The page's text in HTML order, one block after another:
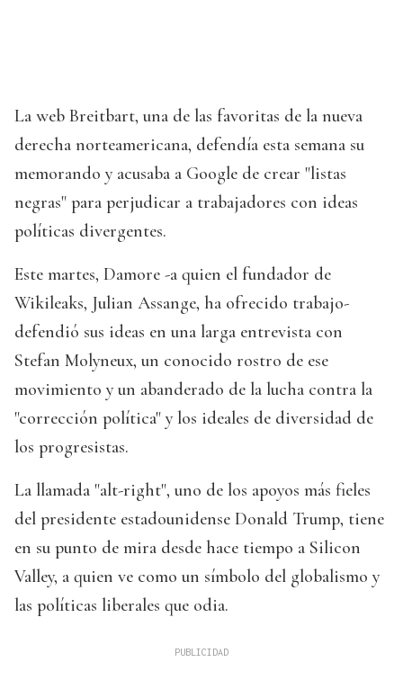
La web Breitbart, una de las favoritas de la nueva
derecha norteamericana, defendía esta semana su
memorando y acusaba a Google de crear "listas
negras" para perjudicar a trabajadores con ideas
políticas divergentes.
Este martes, Damore -a quien el fundador de
Wikileaks, Julian Assange, ha ofrecido trabajo-
defendió sus ideas en una larga entrevista con
Stefan Molyneux, un conocido rostro de ese
movimiento y un abanderado de la lucha contra la
"corrección política" y los ideales de diversidad de
los progresistas.
La llamada "alt-right", uno de los apoyos más fieles
del presidente estadounidense Donald Trump, tiene
en su punto de mira desde hace tiempo a Silicon
Valley, a quien ve como un símbolo del globalismo y
las políticas liberales que odia.